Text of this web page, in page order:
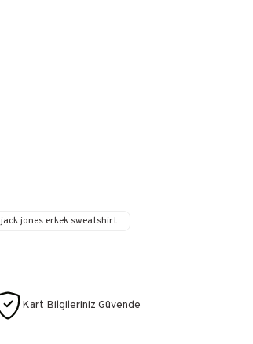
jack jones erkek sweatshirt
Kart Bilgileriniz Güvende